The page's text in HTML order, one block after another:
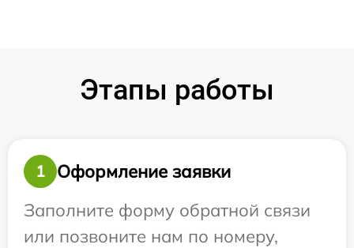
Этапы работы
1
Оформление заявки
Заполните форму обратной связи
или позвоните нам по номеру,